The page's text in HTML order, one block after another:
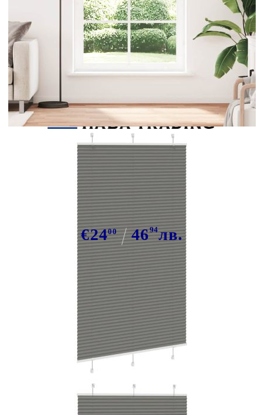
Плисирана щора Антрацит
120x200 cm Ширина на плата 119,4
cm
€2400 4694лв.
В наличност: 120 бр.
Време за доставка: 5 до 9 дни
Безплатна доставка до адрес при плащане по банков път
Антрацит
100% полиестер
8721158354143